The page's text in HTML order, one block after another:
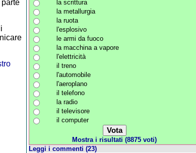
la scrittura
la metallurgia
la ruota
l'esplosivo
le armi da fuoco
la macchina a vapore
l'elettricità
il treno
l'automobile
l'aeroplano
il telefono
la radio
il televisore
il computer
Mostra i risultati (8875 voti)
Leggi i commenti (23)